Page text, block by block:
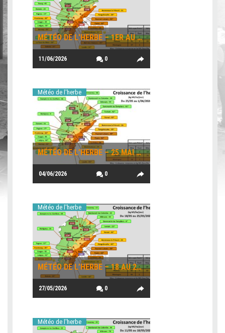
MÉTÉO DE L’HERBE – 1ER AU 08 JUIN
11/06/2026 0
Météo de l'herbe
MÉTÉO DE L’HERBE – 25 MAI AU 1ER JUIN
04/06/2026 0
Météo de l'herbe
MÉTÉO DE L’HERBE – 18 AU 25 MAI 2026
27/05/2026 0
Météo de l'herbe